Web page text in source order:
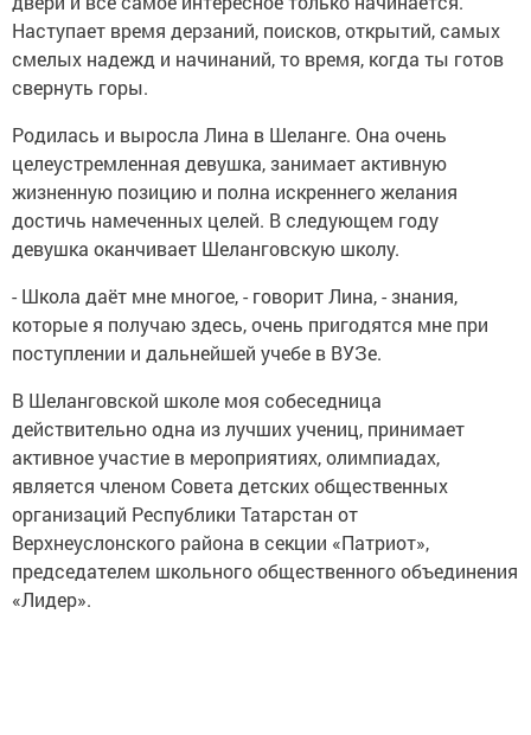
Наступает время дерзаний, поисков, открытий, самых
смелых надежд и начинаний, то время, когда ты готов
свернуть горы.
Родилась и выросла Лина в Шеланге. Она очень
целеустремленная девушка, занимает активную
жизненную позицию и полна искреннего желания
достичь намеченных целей. В следующем году
девушка оканчивает Шеланговскую школу.
- Школа даёт мне многое, - говорит Лина, - знания,
которые я получаю здесь, очень пригодятся мне при
поступлении и дальнейшей учебе в ВУЗе.
В Шеланговской школе моя собеседница
действительно одна из лучших учениц, принимает
активное участие в мероприятиях, олимпиадах,
является членом Совета детских общественных
организаций Республики Татарстан от
Верхнеуслонского района в секции «Патриот»,
председателем школьного общественного объединения
«Лидер».